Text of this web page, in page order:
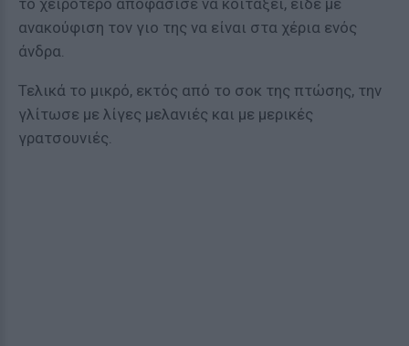
το χειρότερο αποφάσισε να κοιτάξει, είδε με
ανακούφιση τον γιο της να είναι στα χέρια ενός
άνδρα.
Τελικά το μικρό, εκτός από το σοκ της πτώσης, την
γλίτωσε με λίγες μελανιές και με μερικές
γρατσουνιές.